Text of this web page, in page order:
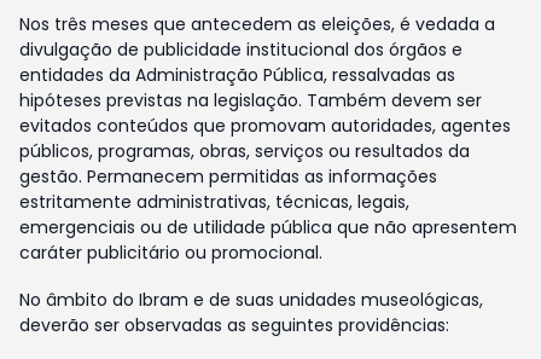
Nos três meses que antecedem as eleições, é vedada a
divulgação de publicidade institucional dos órgãos e
entidades da Administração Pública, ressalvadas as
hipóteses previstas na legislação. Também devem ser
evitados conteúdos que promovam autoridades, agentes
públicos, programas, obras, serviços ou resultados da
gestão. Permanecem permitidas as informações
estritamente administrativas, técnicas, legais,
emergenciais ou de utilidade pública que não apresentem
caráter publicitário ou promocional.
No âmbito do Ibram e de suas unidades museológicas,
deverão ser observadas as seguintes providências: